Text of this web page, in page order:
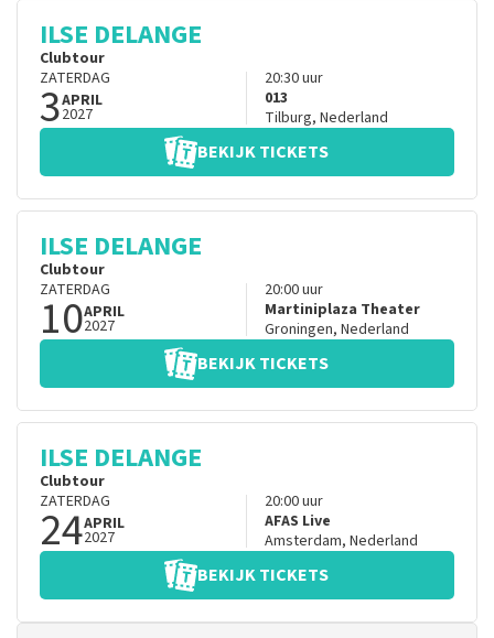
ILSE DELANGE
Clubtour
ZATERDAG
3APRIL
2027
20:30uur
013
Tilburg, Nederland
BEKIJK TICKETS
ILSE DELANGE
Clubtour
ZATERDAG
10APRIL
2027
20:00uur
Martiniplaza Theater
Groningen, Nederland
BEKIJK TICKETS
ILSE DELANGE
Clubtour
ZATERDAG
24APRIL
2027
20:00uur
AFAS Live
Amsterdam, Nederland
BEKIJK TICKETS